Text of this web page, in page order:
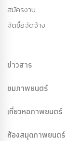
สมัครงาน
จัดซื้อจัดจ้าง
ข่าวสาร
ชมภาพยนตร์
เที่ยวหอภาพยนตร์
ห้องสมุดภาพยนตร์